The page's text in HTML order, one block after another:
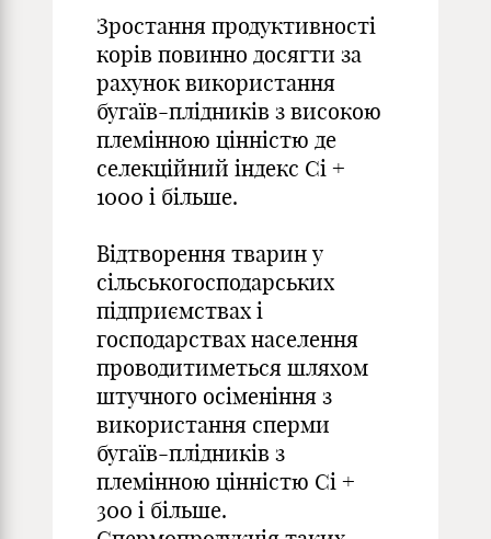
Зростання продуктивності
корів повинно досягти за
рахунок використання
бугаїв-плідників з високою
племінною цінністю де
селекційний індекс Сі +
1000 і більше.
Відтворення тварин у
сільськогосподарських
підприємствах і
господарствах населення
проводитиметься шляхом
штучного осіменіння з
використання сперми
бугаїв-плідників з
племінною цінністю Сі +
300 і більше.